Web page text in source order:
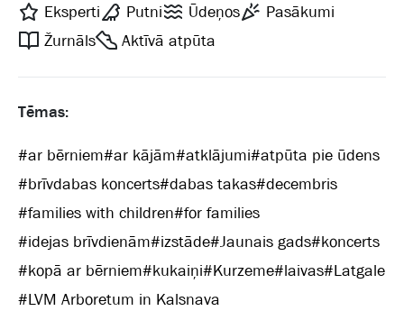
Eksperti
Putni Ūdeņos
Pasākumi
Žurnāls
Aktīvā atpūta
Tēmas:
#ar bērniem#ar kājām#atklājumi#atpūta pie ūdens
#brīvdabas koncerts#dabas takas#decembris
#families with children#for families
#idejas brīvdienām#izstāde#Jaunais gads#koncerts
#kopā ar bērniem#kukaiņi#Kurzeme#laivas#Latgale
#LVM Arboretum in Kalsnava